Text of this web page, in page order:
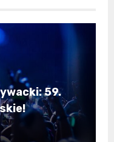
59.